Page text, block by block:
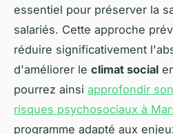
essentiel pour préserver la
salariés. Cette approche
réduire significativement
d'améliorer le climat social
pourrez ainsi approfondir
risques psychosociaux à
programme adapté aux